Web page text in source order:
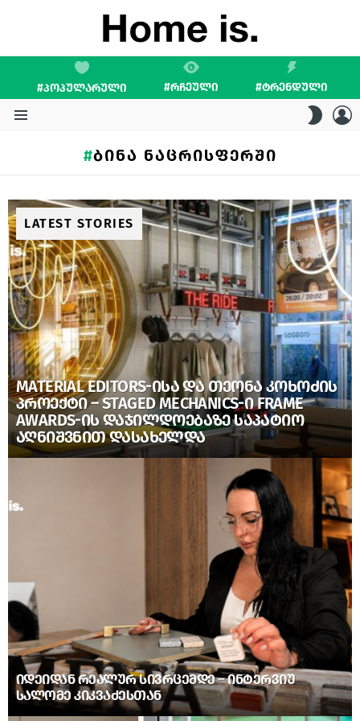
#ᲞᲝᲞᲣᲚᲐᲠᲣᲚᲘ #ᲠᲩᲔᲣᲚᲘ #ᲢᲠᲔᲜᲓᲣᲚᲘ
SKIN
ᲑᲘᲜᲐ ᲜᲐᲪᲠᲘᲡᲤᲔᲠᲨᲘ
LATEST STORIES
MATERIAL EDITORS-ᲘᲡᲐ ᲓᲐ ᲗᲔᲝᲜᲐ ᲙᲝᲮᲝᲫᲘᲡ
ᲞᲠᲝᲔᲥᲢᲘ – STAGED MECHANICS-Ი FRAME
AWARDS-ᲘᲡ ᲓᲐᲯᲘᲚᲓᲝᲔᲑᲐᲖᲔ ᲡᲐᲞᲐᲢᲘᲝ
ᲐᲦᲜᲘᲨᲕᲜᲘᲗ ᲓᲐᲡᲐᲮᲔᲚᲓᲐ
ᲘᲓᲔᲘᲓᲐᲜ ᲠᲔᲐᲚᲣᲠ ᲡᲘᲕᲠᲪᲔᲛᲓᲔ – ᲘᲜᲢᲔᲠᲕᲘᲣ
ᲡᲐᲚᲝᲛᲔ ᲙᲘᲙᲕᲐᲫᲔᲡᲗᲐᲜ